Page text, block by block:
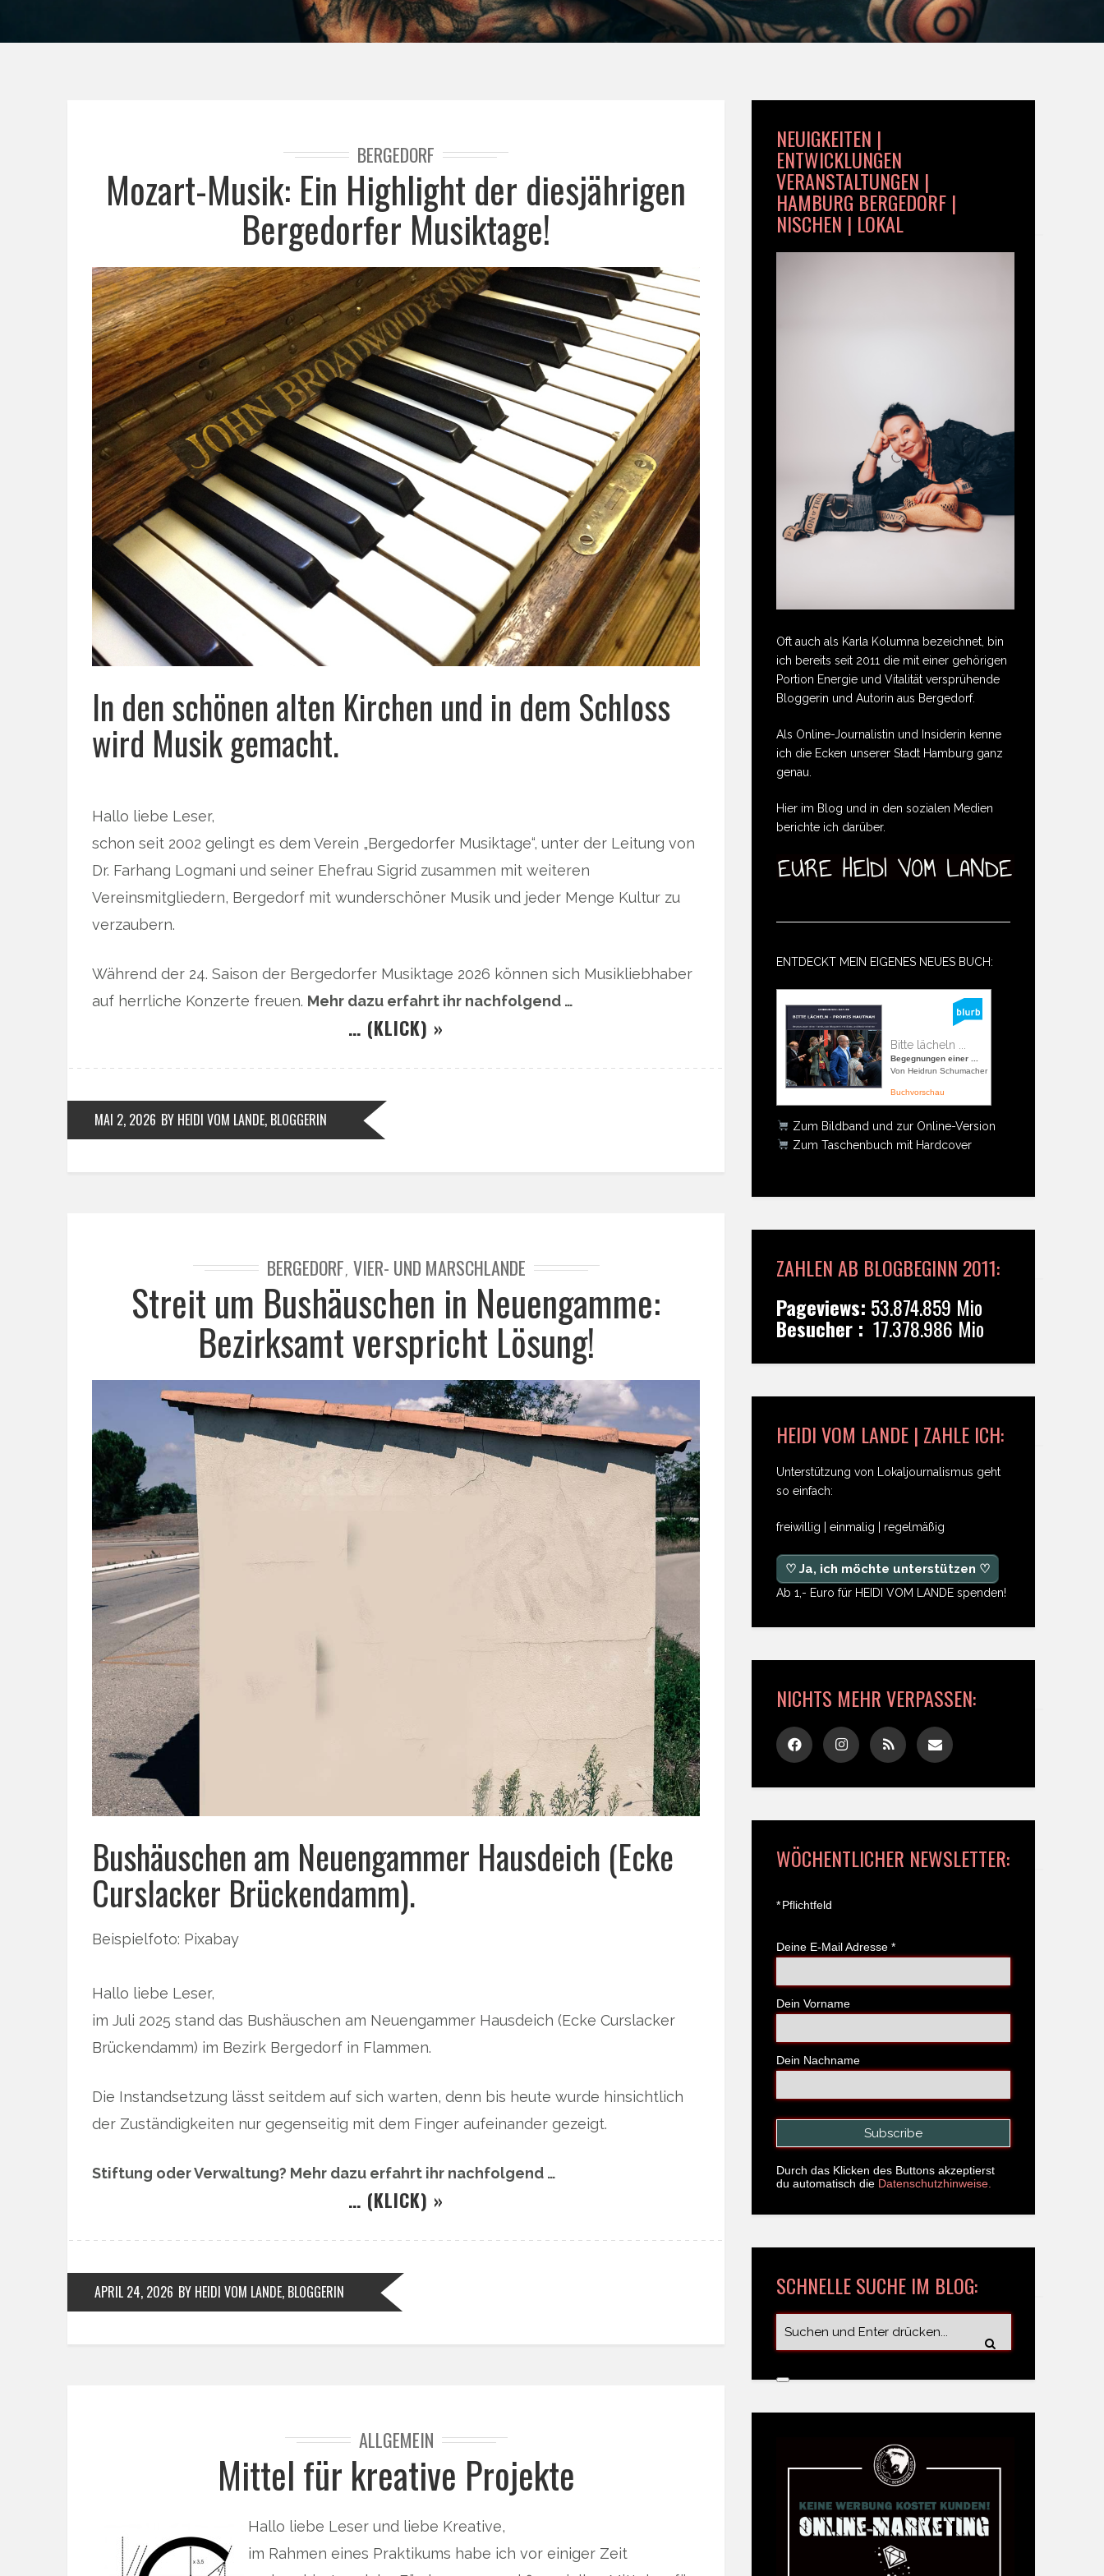
BERGEDORF
Mozart-Musik: Ein Highlight der diesjährigen
Bergedorfer Musiktage!
In den schönen alten Kirchen und in dem Schloss
wird Musik gemacht.
Hallo liebe Leser,
schon seit 2002 gelingt es dem Verein „Bergedorfer Musiktage“, unter der Leitung von
Dr. Farhang Logmani und seiner Ehefrau Sigrid zusammen mit weiteren
Vereinsmitgliedern, Bergedorf mit wunderschöner Musik und jeder Menge Kultur zu
verzaubern.
Während der 24. Saison der Bergedorfer Musiktage 2026 können sich Musikliebhaber
auf herrliche Konzerte freuen. Mehr dazu erfahrt ihr nachfolgend …
… (KLICK) »
MAI 2, 2026 BY HEIDI VOM LANDE, BLOGGERIN
BERGEDORF, VIER- UND MARSCHLANDE
Streit um Bushäuschen in Neuengamme:
Bezirksamt verspricht Lösung!
Bushäuschen am Neuengammer Hausdeich (Ecke
Curslacker Brückendamm).
Beispielfoto: Pixabay
Hallo liebe Leser,
im Juli 2025 stand das Bushäuschen am Neuengammer Hausdeich (Ecke Curslacker
Brückendamm) im Bezirk Bergedorf in Flammen.
Die Instandsetzung lässt seitdem auf sich warten, denn bis heute wurde hinsichtlich
der Zuständigkeiten nur gegenseitig mit dem Finger aufeinander gezeigt.
Stiftung oder Verwaltung? Mehr dazu erfahrt ihr nachfolgend …
… (KLICK) »
APRIL 24, 2026 BY HEIDI VOM LANDE, BLOGGERIN
ALLGEMEIN
Mittel für kreative Projekte
Hallo liebe Leser und liebe Kreative,
im Rahmen eines Praktikums habe ich vor einiger Zeit
NEUIGKEITEN |
ENTWICKLUNGEN
VERANSTALTUNGEN |
HAMBURG BERGEDORF |
NISCHEN | LOKAL
Oft auch als Karla Kolumna bezeichnet, bin
ich bereits seit 2011 die mit einer gehörigen
Portion Energie und Vitalität versprühende
Bloggerin und Autorin aus Bergedorf.
Als Online-Journalistin und Insiderin kenne
ich die Ecken unserer Stadt Hamburg ganz
genau.
Hier im Blog und in den sozialen Medien
berichte ich darüber.
ENTDECKT MEIN EIGENES NEUES BUCH:
Bitte lächeln ...
Begegnungen einer ...
Von Heidrun Schumacher
Buchvorschau
Zum Bildband und zur Online-Version
Zum Taschenbuch mit Hardcover
ZAHLEN AB BLOGBEGINN 2011:
Pageviews: 53.874.859 Mio
Besucher : 17.378.986 Mio
HEIDI VOM LANDE | ZAHLE ICH:
Unterstützung von Lokaljournalismus geht
so einfach:
freiwillig | einmalig | regelmäßig
♡ Ja, ich möchte unterstützen ♡
Ab 1,- Euro für HEIDI VOM LANDE spenden!
NICHTS MEHR VERPASSEN:
WÖCHENTLICHER NEWSLETTER:
*Pflichtfeld
Deine E-Mail Adresse *
Dein Vorname
Dein Nachname
Durch das Klicken des Buttons akzeptierst
du automatisch die Datenschutzhinweise.
SCHNELLE SUCHE IM BLOG: